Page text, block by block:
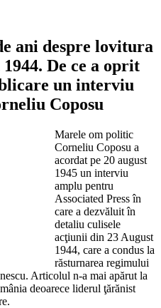
ani despre lovitura
De ce a oprit
un interviu
Coposu
Marele om politic
Corneliu Coposu a
acordat pe 20 august
1945 un interviu
amplu pentru
Associated Press în
care a dezvăluit în
detaliu culisele
acţiunii din 23 August
1944, care a condus la
răsturnarea regimului
Articolul n-a mai apărut la
deoarece liderul ţărănist